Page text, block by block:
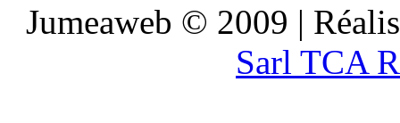
Jumeaweb © 2009 |
Sarl TCA